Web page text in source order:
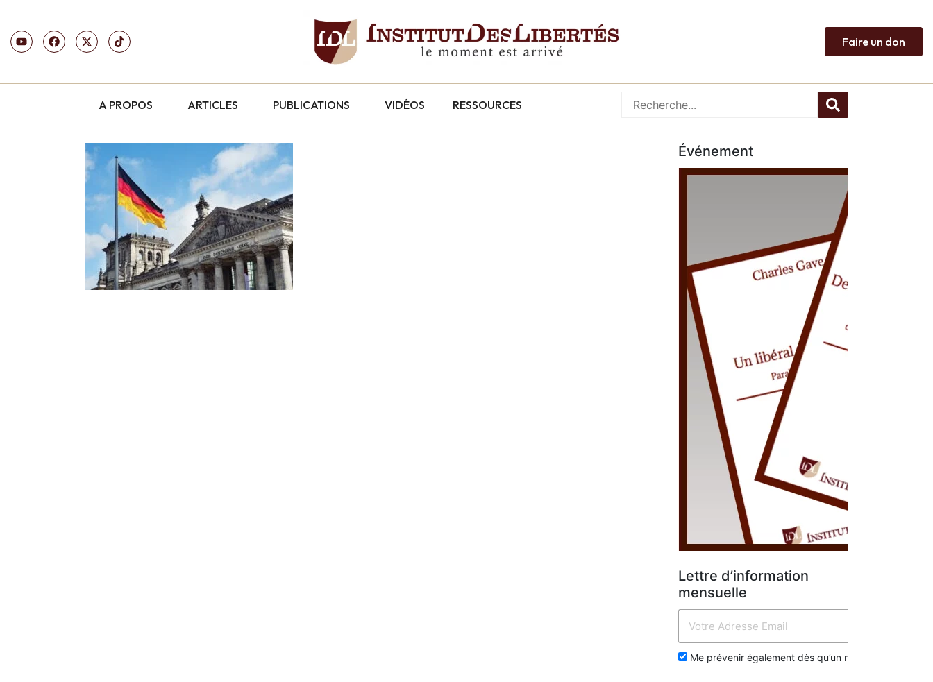
Faire un don
A PROPOS ARTICLES PUBLICATIONS VIDÉOS RESSOURCES
Événement
Lettre d’information
mensuelle
Me prévenir également dès qu’un nouvel article est